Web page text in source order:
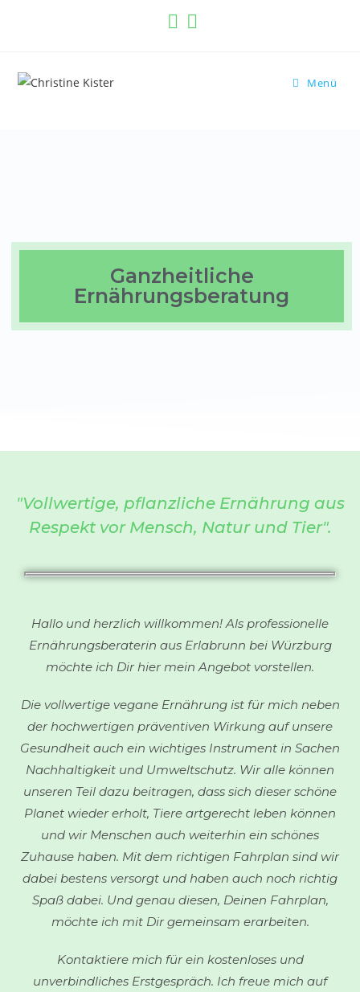
Menü
Ganzheitliche
Ernährungsberatung
"Vollwertige, pflanzliche Ernährung aus
Respekt vor Mensch, Natur und Tier".
Hallo und herzlich willkommen! Als professionelle
Ernährungsberaterin aus Erlabrunn bei Würzburg
möchte ich Dir hier mein Angebot vorstellen.
Die vollwertige vegane Ernährung ist für mich neben
der hochwertigen präventiven Wirkung auf unsere
Gesundheit auch ein wichtiges Instrument in Sachen
Nachhaltigkeit und Umweltschutz. Wir alle können
unseren Teil dazu beitragen, dass sich dieser schöne
Planet wieder erholt, Tiere artgerecht leben können
und wir Menschen auch weiterhin ein schönes
Zuhause haben. Mit dem richtigen Fahrplan sind wir
dabei bestens versorgt und haben auch noch richtig
Spaß dabei. Und genau diesen, Deinen Fahrplan,
möchte ich mit Dir gemeinsam erarbeiten.
Kontaktiere mich für ein kostenloses und
unverbindliches Erstgespräch. Ich freue mich auf